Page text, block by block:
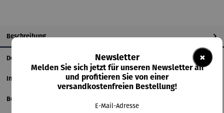
Beschreibung
Details
Informationen zum Hersteller
Bewertungen
×
Newsletter
Melden Sie sich jetzt für unseren Newsletter an
und profitieren Sie von einer
versandkostenfreien Bestellung!
E-Mail-Adresse